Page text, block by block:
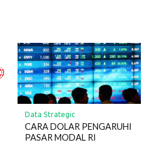
Data Strategic
CARA DOLAR PENGARUHI
PASAR MODAL RI